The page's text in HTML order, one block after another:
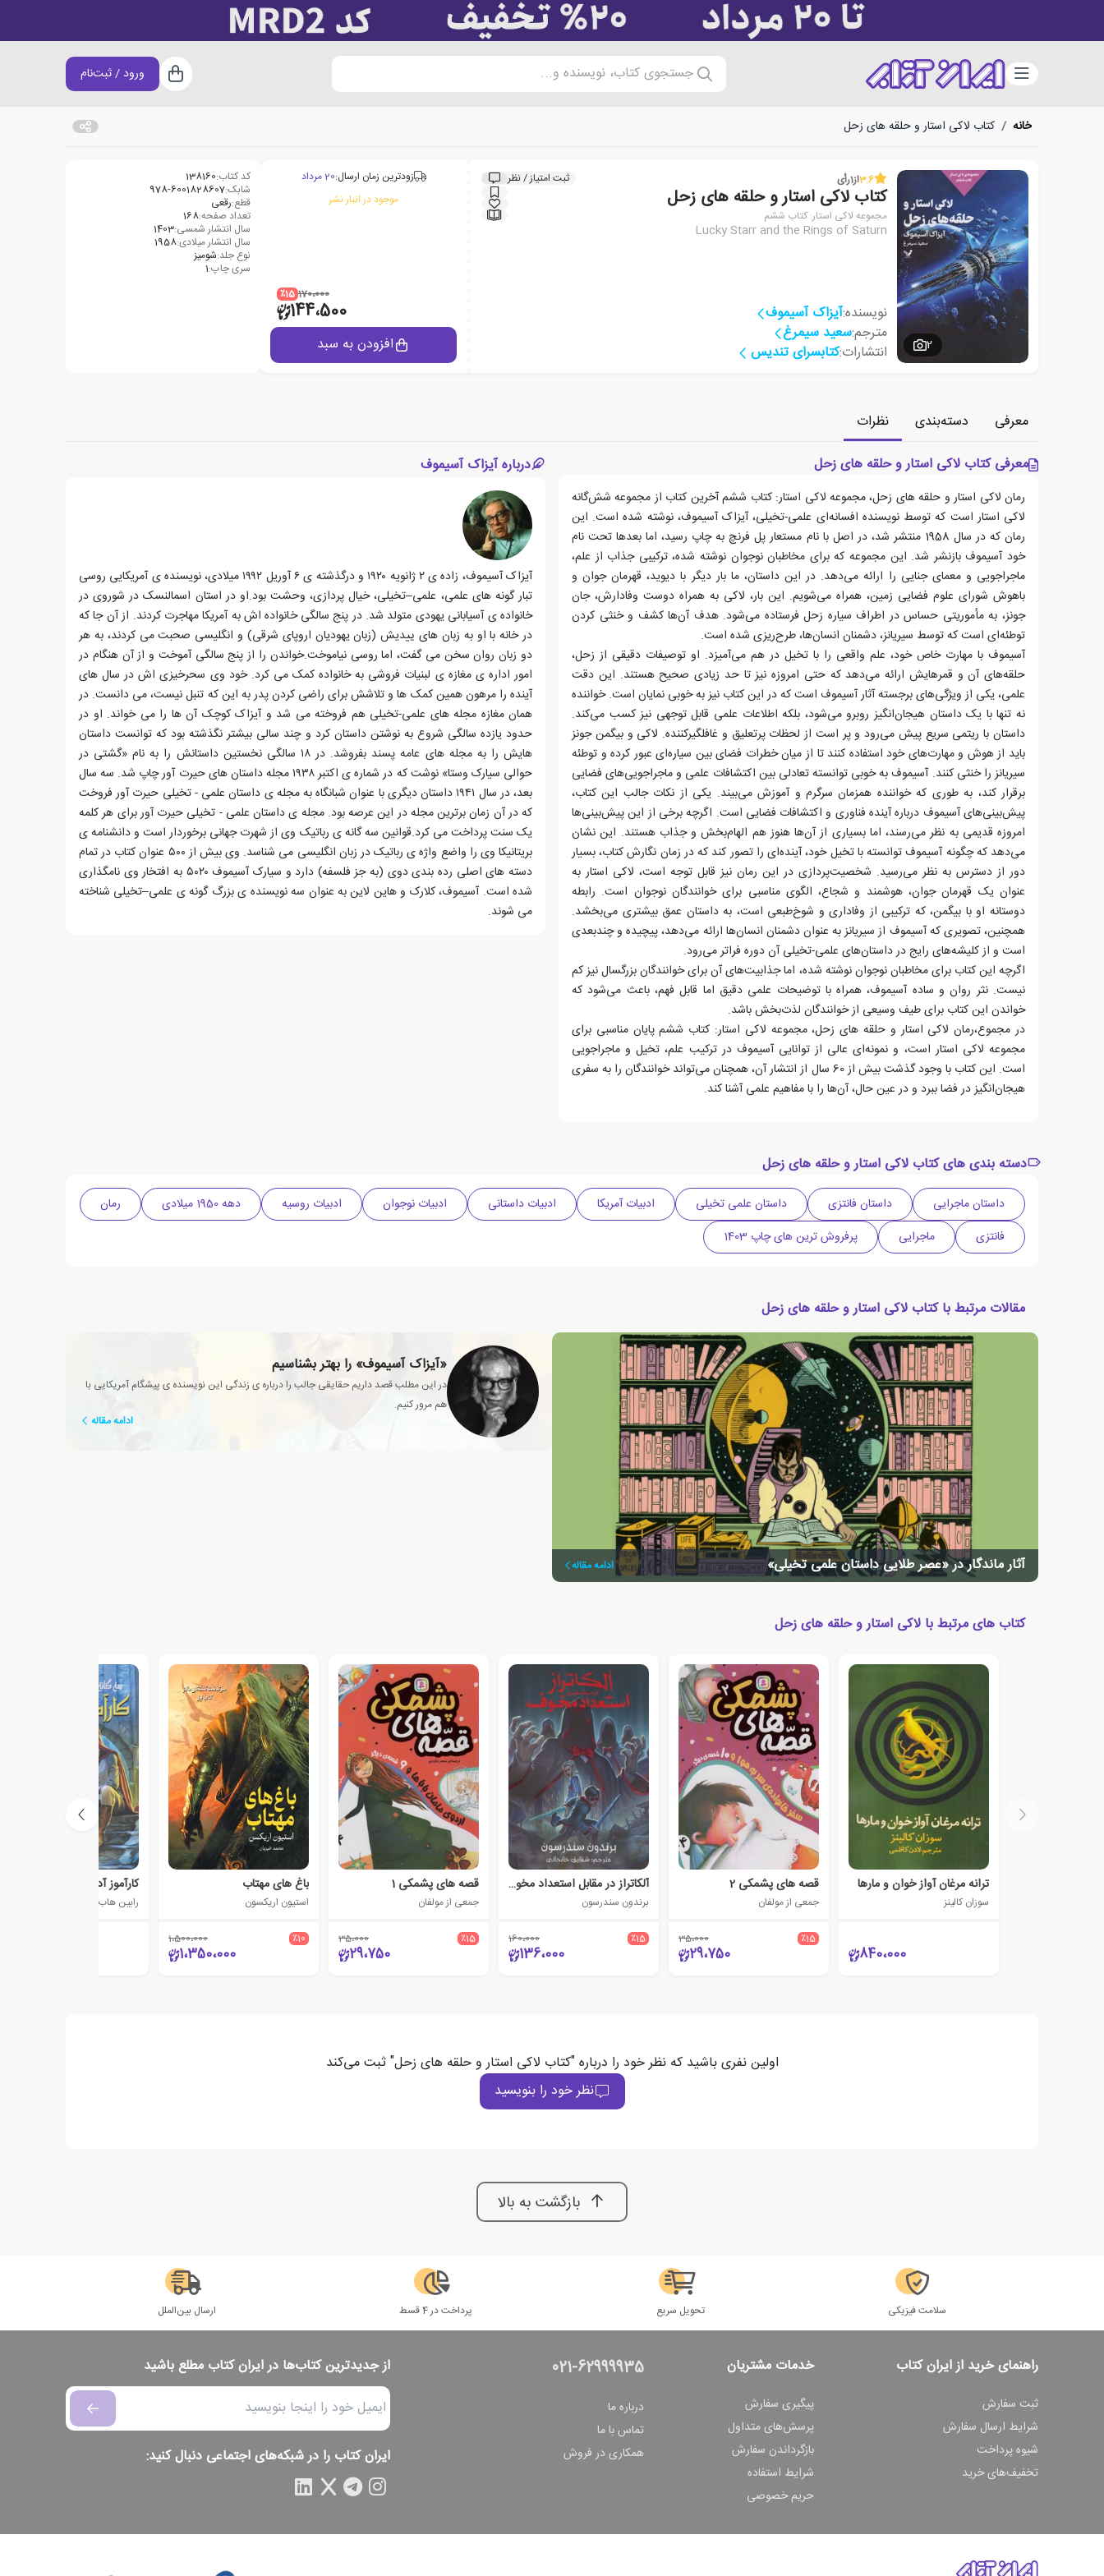
دسته‌بندی جستجوی کتاب، نویسنده و... سبد خرید
ورود / ثبت‌نام
خانه / کتاب لاکی استار و حلقه های زحل
2
3.6از1رأی ثبت امتیاز / نظر
کتاب لاکی استار و حلقه های زحل
مجموعه لاکی استار: کتاب ششم
Lucky Starr and the Rings of Saturn
نویسنده:آیزاک آسیموف
مترجم:سعید سیمرغ
انتشارات:کتابسرای تندیس
زودترین زمان ارسال:20 مرداد
موجود در انبار نشر
170،000 ٪15
144،500
افزودن به سبد
کد کتاب:138160
شابک:
‏‫‭978-6001828607‬‬
قطع:رقعی
تعداد صفحه:168
سال انتشار شمسی:1403
سال انتشار میلادی:1958
نوع جلد:شومیز
سری چاپ:1
معرفی دسته‌بندی
نظرات
معرفی کتاب لاکی استار و حلقه های زحل
رمان لاکی استار و حلقه های زحل، مجموعه لاکی استار: کتاب ششم آخرین کتاب از مجموعه شش‌گانه
لاکی استار است که توسط نویسنده افسانه‌ای علمی-تخیلی، آیزاک آسیموف، نوشته شده است. این
رمان که در سال 1958 منتشر شد، در اصل با نام مستعار پل فرنچ به چاپ رسید، اما بعدها تحت نام
خود آسیموف بازنشر شد. این مجموعه که برای مخاطبان نوجوان نوشته شده، ترکیبی جذاب از علم،
ماجراجویی و معمای جنایی را ارائه می‌دهد. در این داستان، ما بار دیگر با دیوید، قهرمان جوان و
باهوش شورای علوم فضایی زمین، همراه می‌شویم. این بار، لاکی به همراه دوست وفادارش، جان
جونز، به مأموریتی حساس در اطراف سیاره زحل فرستاده می‌شود. هدف آن‌ها کشف و خنثی کردن
توطئه‌ای است که توسط سیریانز، دشمنان انسان‌ها، طرح‌ریزی شده است.
آسیموف با مهارت خاص خود، علم واقعی را با تخیل در هم می‌آمیزد. او توصیفات دقیقی از زحل،
حلقه‌های آن و قمرهایش ارائه می‌دهد که حتی امروزه نیز تا حد زیادی صحیح هستند. این دقت
علمی، یکی از ویژگی‌های برجسته آثار آسیموف است که در این کتاب نیز به خوبی نمایان است. خواننده
نه تنها با یک داستان هیجان‌انگیز روبرو می‌شود، بلکه اطلاعات علمی قابل توجهی نیز کسب می‌کند.
داستان با ریتمی سریع پیش می‌رود و پر است از لحظات پرتعلیق و غافلگیرکننده. لاکی و بیگمن جونز
باید از هوش و مهارت‌های خود استفاده کنند تا از میان خطرات فضای بین سیاره‌ای عبور کرده و توطئه
سیریانز را خنثی کنند. آسیموف به خوبی توانسته تعادلی بین اکتشافات علمی و ماجراجویی‌های فضایی
برقرار کند، به طوری که خواننده همزمان سرگرم و آموزش می‌بیند. یکی از نکات جالب این کتاب،
پیش‌بینی‌های آسیموف درباره آینده فناوری و اکتشافات فضایی است. اگرچه برخی از این پیش‌بینی‌ها
امروزه قدیمی به نظر می‌رسند، اما بسیاری از آن‌ها هنوز هم الهام‌بخش و جذاب هستند. این نشان
می‌دهد که چگونه آسیموف توانسته با تخیل خود، آینده‌ای را تصور کند که در زمان نگارش کتاب، بسیار
دور از دسترس به نظر می‌رسید. شخصیت‌پردازی در این رمان نیز قابل توجه است، لاکی استار به
عنوان یک قهرمان جوان، هوشمند و شجاع، الگوی مناسبی برای خوانندگان نوجوان است. رابطه
دوستانه او با بیگمن، که ترکیبی از وفاداری و شوخ‌طبعی است، به داستان عمق بیشتری می‌بخشد.
همچنین، تصویری که آسیموف از سیریانز به عنوان دشمنان انسان‌ها ارائه می‌دهد، پیچیده و چندبعدی
است و از کلیشه‌های رایج در داستان‌های علمی-تخیلی آن دوره فراتر می‌رود.
اگرچه این کتاب برای مخاطبان نوجوان نوشته شده، اما جذابیت‌های آن برای خوانندگان بزرگسال نیز کم
نیست. نثر روان و ساده آسیموف، همراه با توضیحات علمی دقیق اما قابل فهم، باعث می‌شود که
خواندن این کتاب برای طیف وسیعی از خوانندگان لذت‌بخش باشد.
در مجموع،رمان لاکی استار و حلقه های زحل، مجموعه لاکی استار: کتاب ششم پایان مناسبی برای
مجموعه لاکی استار است، و نمونه‌ای عالی از توانایی آسیموف در ترکیب علم، تخیل و ماجراجویی
است. این کتاب با وجود گذشت بیش از 60 سال از انتشار آن، همچنان می‌تواند خوانندگان را به سفری
هیجان‌انگیز در فضا ببرد و در عین حال، آن‌ها را با مفاهیم علمی آشنا کند.
درباره آیزاک آسیموف
آیزاک آسیموف، زاده ی ۲ ژانویه ۱۹۲۰ و درگذشته ی ۶ آوریل ۱۹۹۲ میلادی، نویسنده ی آمریکایی روسی
تبار گونه های علمی، علمی–تخیلی، خیال پردازی، وحشت بود.او در استان اسمالنسک در شوروی در
خانواده ی آسیابانی یهودی متولد شد. در پنج سالگی خانواده اش به آمریکا مهاجرت کردند. از آن جا که
در خانه با او به زبان های ییدیش (زبان یهودیان اروپای شرقی) و انگلیسی صحبت می کردند، به هر
دو زبان روان سخن می گفت، اما روسی نیاموخت.خواندن را از پنج سالگی آموخت و از آن هنگام در
امور اداره ی مغازه ی لبنیات فروشی به خانواده کمک می کرد. خود وی سحرخیزی اش در سال های
آینده را مرهون همین کمک ها و تلاشش برای راضی کردن پدر به این که تنبل نیست، می دانست. در
همان مغازه مجله های علمی-تخیلی هم فروخته می شد و آیزاک کوچک آن ها را می خواند. او در
حدود یازده سالگی شروع به نوشتن داستان کرد و چند سالی بیشتر نگذشته بود که توانست داستان
هایش را به مجله های عامه پسند بفروشد. در ۱۸ سالگی نخستین داستانش را به نام «گشتی در
حوالی سیارک وستا» نوشت که در شماره ی اکتبر ۱۹۳۸ مجله داستان های حیرت آور چاپ شد. سه سال
بعد، در سال ۱۹۴۱ داستان دیگری با عنوان شبانگاه به مجله ی داستان علمی - تخیلی حیرت آور فروخت
که در آن زمان برترین مجله در این عرصه بود. مجله ی داستان علمی - تخیلی حیرت آور برای هر کلمه
یک سنت پرداخت می کرد.قوانین سه گانه ی رباتیک وی از شهرت جهانی برخوردار است و دانشنامه ی
بریتانیکا وی را واضع واژه ی رباتیک در زبان انگلیسی می شناسد. وی بیش از ۵۰۰ عنوان کتاب در تمام
دسته های اصلی رده بندی دوی (به جز فلسفه) دارد و سیارک آسیموف ۵۰۲۰ به افتخار وی نامگذاری
شده است. آسیموف، کلارک و هاین لاین به عنوان سه نویسنده ی بزرگ گونه ی علمی–تخیلی شناخته
می شوند.
دسته بندی های کتاب لاکی استار و حلقه های زحل
داستان ماجرایی داستان فانتزی داستان علمی تخیلی ادبیات آمریکا ادبیات داستانی ادبیات نوجوان ادبیات روسیه دهه 1950 میلادی
رمان
فانتزی
ماجرایی پرفروش ترین های چاپ 1403
مقالات مرتبط با کتاب لاکی استار و حلقه های زحل
آثار ماندگار در «عصر طلایی داستان علمی تخیلی» ادامه مقاله
«آیزاک آسیموف» را بهتر بشناسیم
در این مطلب قصد داریم حقایقی جالب را درباره ی زندگی این نویسنده ی پیشگام آمریکایی با
هم مرور کنیم.
ادامه مقاله
کتاب های مرتبط با لاکی استار و حلقه های زحل
ترانه مرغان آواز خوان و مارها‮‏‫
سوزان کالینز
840،000
قصه های پشمکی 2
جمعی از مولفان
٪15 35،000
29،750
آلکاتراز در مقابل استعداد مخوف
برندون سندرسون
٪15 160،000
136،000
قصه های پشمکی 1
جمعی از مولفان
٪15 35،000
29،750
باغ های مهتاب
استیون اریکسون
٪10 1،500،000
1،350،000
کارآموز آدمکشی
رابین هاب
اولین نفری باشید که نظر خود را درباره "کتاب لاکی استار و حلقه های زحل" ثبت می‌کند
نظر خود را بنویسید
بازگشت به بالا
سلامت فیزیکی تحویل سریع پرداخت در 4 قسط ارسال بین‌الملل
راهنمای خرید از ایران کتاب
ثبت سفارش
شرایط ارسال سفارش
شیوه پرداخت
تخفیف‌های خرید
خدمات مشتریان
پیگیری سفارش
پرسش‌های متداول
بازگرداندن سفارش
شرایط استفاده
حریم خصوصی
021-62999935
درباره ما
تماس با ما
همکاری در فروش
از جدیدترین کتاب‌ها در ایران کتاب مطلع باشید
ایران کتاب را در شبکه‌های اجتماعی دنبال کنید: